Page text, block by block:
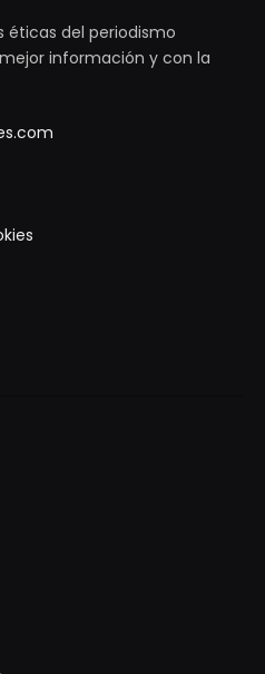
éticas del periodismo
información y con la